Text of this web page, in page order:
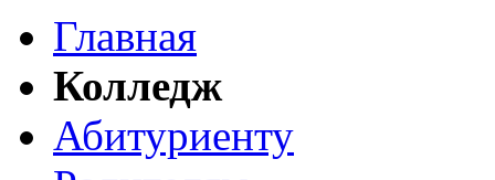
Главная
Колледж
Абитуриенту